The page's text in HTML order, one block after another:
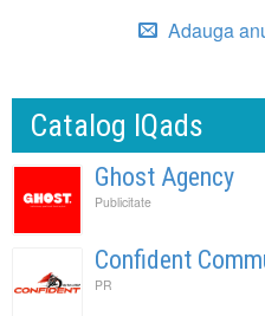
Adauga
Catalog IQads
Ghost Agency
Publicitate
Confident
PR